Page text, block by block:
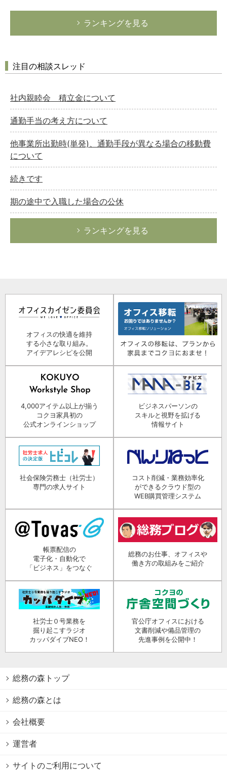
ランキングを見る
注目の相談スレッド
社内親睦会 積立金について
通勤手当の考え方について
他事業所出勤時(単発)、通勤手段が異なる場合の移動費
について
続きです
期の途中で入職した場合の公休
ランキングを見る
オフィスの快適を維持
する小さな取り組み。
アイデアレシピを公開
4,000アイテム以上が揃う
コクヨ家具初の
公式オンラインショップ
ビジネスパーソンの
スキルと視野を拡げる
情報サイト
社会保険労務士（社労士）
専門の求人サイト
コスト削減・業務効率化
ができるクラウド型の
WEB購買管理システム
帳票配信の
電子化・自動化で
「ビジネス」をつなぐ
総務のお仕事、オフィスや
働き方の取組みをご紹介
社労士０号業務を
掘り起こすラジオ
カッパダイブNEO！
官公庁オフィスにおける
文書削減や備品管理の
先進事例を公開中！
総務の森トップ
総務の森とは
会社概要
運営者
サイトのご利用について